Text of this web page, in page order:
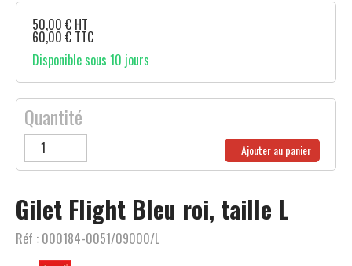
Gilet Flight Bleu roi, taille L
Réf : 000184-0051/09000/L
50,00 € HT
60,00 € TTC
Disponible sous 10 jours
Quantité
Ajouter au panier